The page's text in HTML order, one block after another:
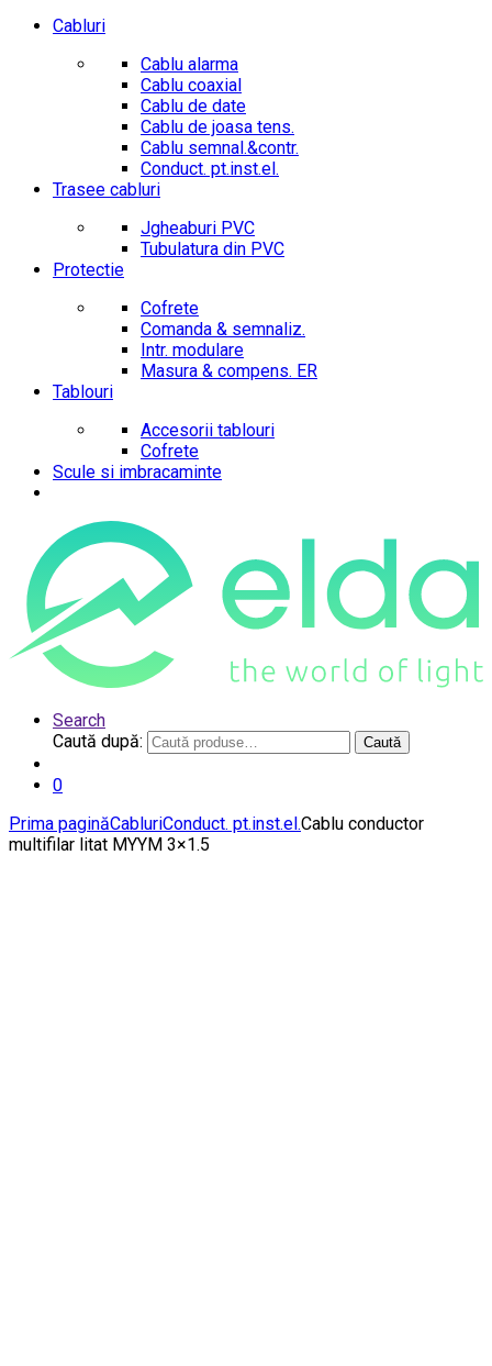
Cabluri
Cablu alarma
Cablu coaxial
Cablu de date
Cablu de joasa tens.
Cablu semnal.&contr.
Conduct. pt.inst.el.
Trasee cabluri
Jgheaburi PVC
Tubulatura din PVC
Protectie
Cofrete
Comanda & semnaliz.
Intr. modulare
Masura & compens. ER
Tablouri
Accesorii tablouri
Cofrete
Scule si imbracaminte
Search
Caută după:
Caută
0
Prima paginăCabluriConduct. pt.inst.el.Cablu conductor
multifilar litat MYYM 3×1.5